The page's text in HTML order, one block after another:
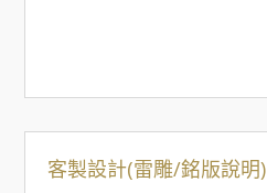
客製設計(雷雕/銘版說明)